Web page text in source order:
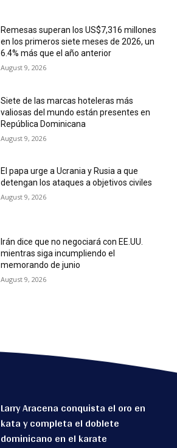
Remesas superan los US$7,316 millones
en los primeros siete meses de 2026, un
6.4% más que el año anterior
August 9, 2026
Siete de las marcas hoteleras más
valiosas del mundo están presentes en
República Dominicana
August 9, 2026
El papa urge a Ucrania y Rusia a que
detengan los ataques a objetivos civiles
August 9, 2026
Irán dice que no negociará con EE.UU.
mientras siga incumpliendo el
memorando de junio
August 9, 2026
Larry Aracena conquista el oro en
kata y completa el doblete
dominicano en el karate